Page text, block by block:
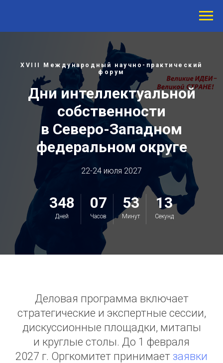
XVIII Международный научно-практический
форум
Дни интеллектуальной
собственности
в Северо-Западном
федеральном округе
22-24 июля 2027
348
Дней
07
Часов
53
Минут
12
Секунд
Деловая программа включает
стратегические и экспертные сессии,
дискуссионные площадки, митапы
и круглые столы. До 1 февраля
2027 г. Оргкомитет принимает заявки